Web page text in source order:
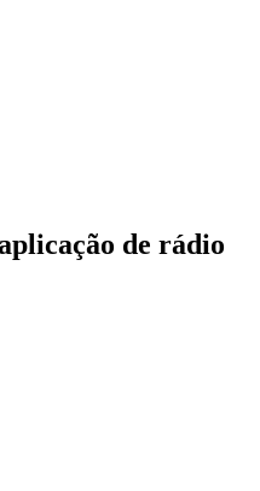
de rádio